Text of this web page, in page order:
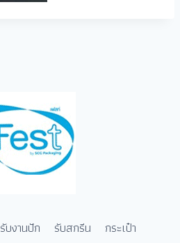
รับงานปัก รับสกรีน กระเป๋า